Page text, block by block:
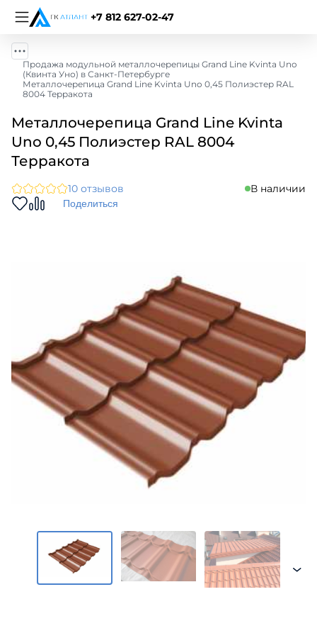
+7 812 627-02-47
Продажа модульной металлочерепицы Grand Line Kvinta Uno
(Квинта Уно) в Санкт-Петербурге
Металлочерепица Grand Line Kvinta Uno 0,45 Полиэстер RAL
8004 Терракота
Металлочерепица Grand Line Kvinta
Uno 0,45 Полиэстер RAL 8004
Терракота
10 отзывов В наличии
Поделиться